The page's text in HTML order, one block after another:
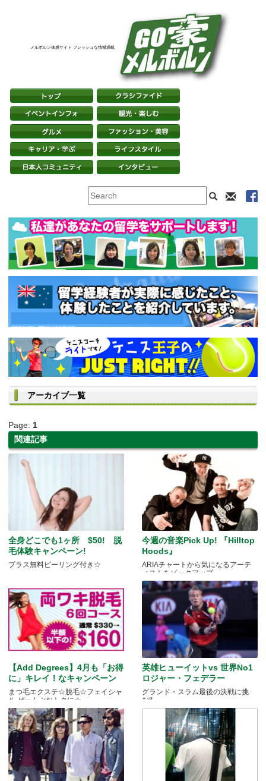
メルボルン体感サイト フレッシュな情報満載
アーカイブ一覧
Page: 1
関連記事
全身どこでも1ヶ所 $50! 脱
毛体験キャンペーン!
プラス無料ピーリング付き☆
今週の音楽Pick Up! 『Hilltop
Hoods』
ARIAチャートから気になるアーテ
ィストをピックアップ
【Add Degrees】4月も「お得
に」キレイ！なキャンペーン
まつ毛エクステ☆脱毛☆フェイシャ
ル ぜーんぶおトクに☆
英雄ヒューイットvs 世界No1
ロジャー・フェデラー
グランド・スラム最後の決戦に挑
む!!